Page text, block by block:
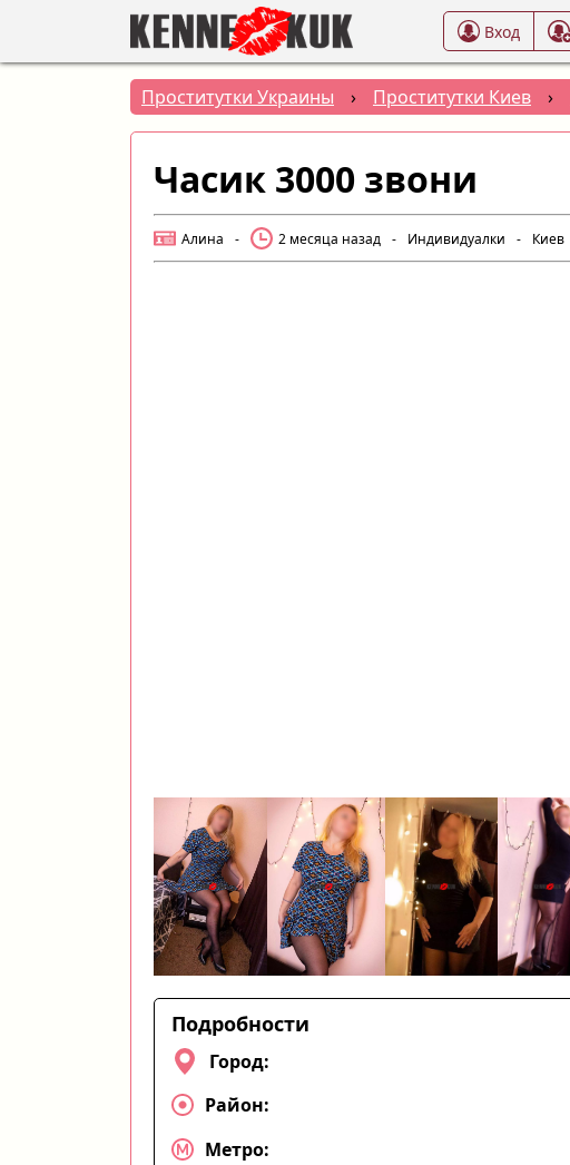
Вход
Проститутки Украины › Проститутки Киев ›
Часик 3000 звони
Алина - 2 месяца назад - Индивидуалки - Киев
Подробности
Город:
Район:
Метро: